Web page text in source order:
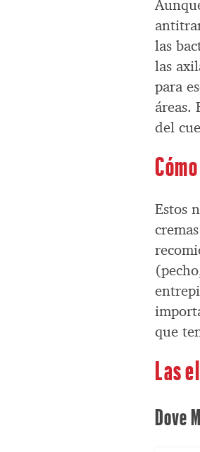
las
las
para
áreas.
del
Estos
que
Las
Dove